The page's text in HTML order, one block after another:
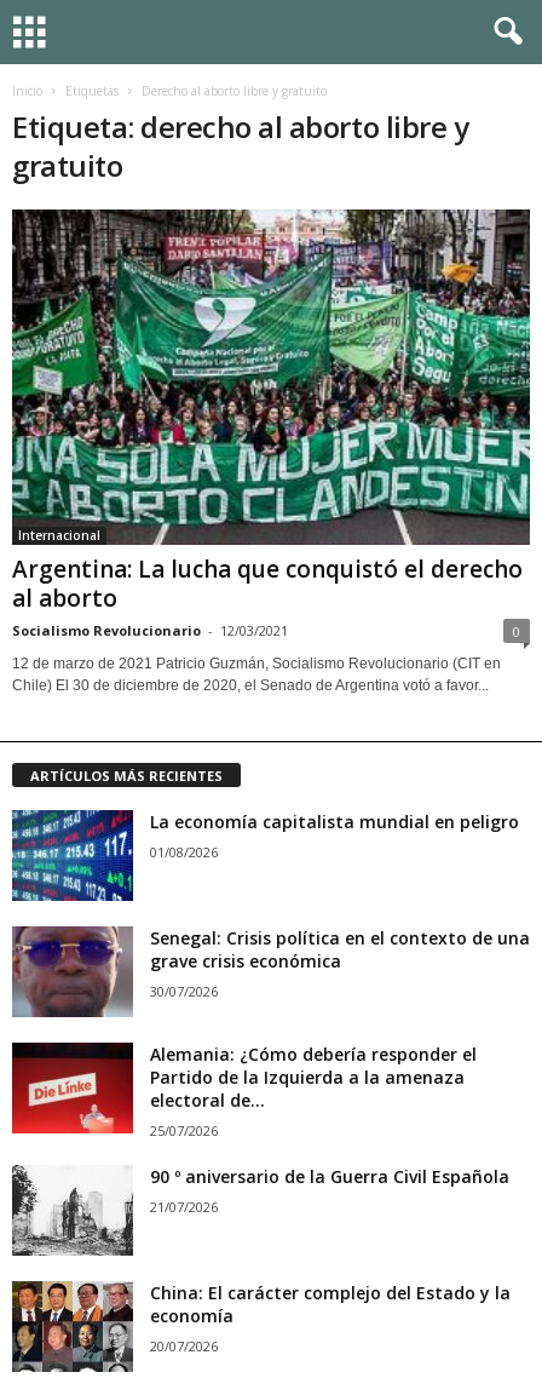
Inicio Etiquetas Derecho al aborto libre y gratuito
Etiqueta: derecho al aborto libre y
gratuito
Internacional
Argentina: La lucha que conquistó el derecho
al aborto
Socialismo Revolucionario - 12/03/2021 0
12 de marzo de 2021 Patricio Guzmán, Socialismo Revolucionario (CIT en
Chile) El 30 de diciembre de 2020, el Senado de Argentina votó a favor...
ARTÍCULOS MÁS RECIENTES
La economía capitalista mundial en peligro
01/08/2026
Senegal: Crisis política en el contexto de una
grave crisis económica
30/07/2026
Alemania: ¿Cómo debería responder el
Partido de la Izquierda a la amenaza
electoral de...
25/07/2026
90 º aniversario de la Guerra Civil Española
21/07/2026
China: El carácter complejo del Estado y la
economía
20/07/2026